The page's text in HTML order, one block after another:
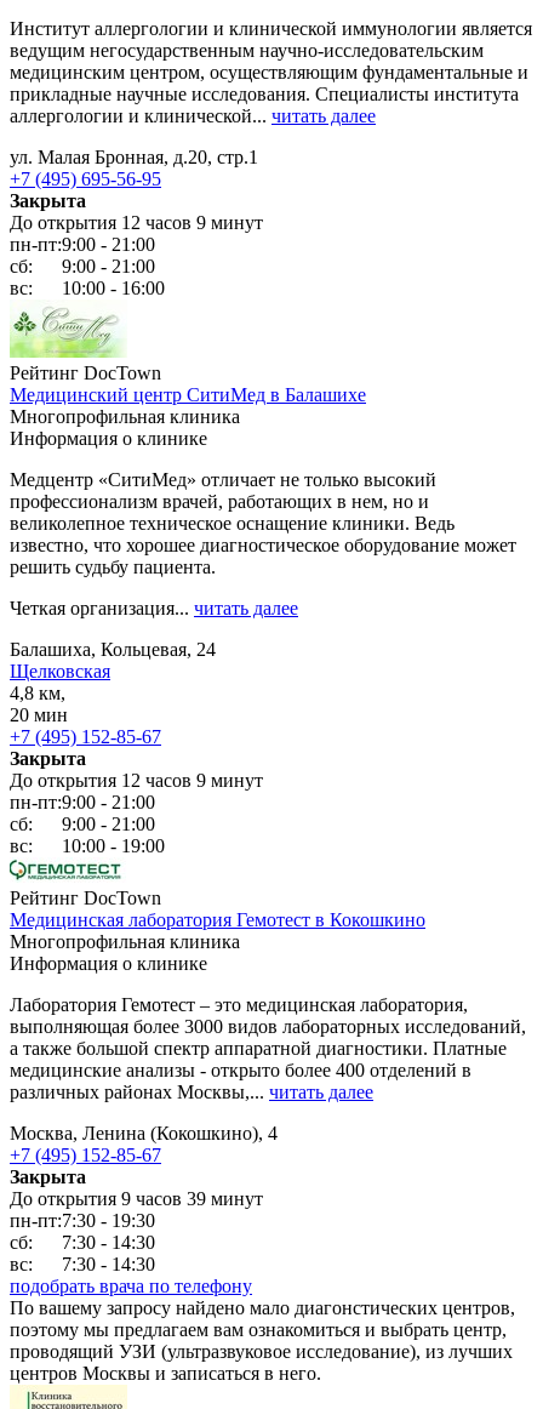
Институт аллергологии и клинической иммунологии является
ведущим негосударственным научно-исследовательским
медицинским центром, осуществляющим фундаментальные и
прикладные научные исследования. Специалисты института
аллергологии и клинической... читать далее
ул. Малая Бронная, д.20, стр.1
+7 (495) 695-56-95
Закрыта
До открытия 12 часов 9 минут
пн-пт:9:00 - 21:00
сб:
9:00 - 21:00
вс:
10:00 - 16:00
Рейтинг DocTown
Медицинский центр СитиМед в Балашихе
Многопрофильная клиника
Информация о клинике
Медцентр «СитиМед» отличает не только высокий
профессионализм врачей, работающих в нем, но и
великолепное техническое оснащение клиники. Ведь
известно, что хорошее диагностическое оборудование может
решить судьбу пациента.
Четкая организация... читать далее
Балашиха, Кольцевая, 24
Щелковская
4,8 км,
20 мин
+7 (495) 152-85-67
Закрыта
До открытия 12 часов 9 минут
пн-пт:9:00 - 21:00
сб:
9:00 - 21:00
вс:
10:00 - 19:00
Рейтинг DocTown
Медицинская лаборатория Гемотест в Кокошкино
Многопрофильная клиника
Информация о клинике
Лаборатория Гемотест – это медицинская лаборатория,
выполняющая более 3000 видов лабораторных исследований,
а также большой спектр аппаратной диагностики. Платные
медицинские анализы - открыто более 400 отделений в
различных районах Москвы,... читать далее
Москва, Ленина (Кокошкино), 4
+7 (495) 152-85-67
Закрыта
До открытия 9 часов 39 минут
пн-пт:7:30 - 19:30
сб:
7:30 - 14:30
вс:
7:30 - 14:30
подобрать врача по телефону
По вашему запросу найдено мало диагонстических центров,
поэтому мы предлагаем вам ознакомиться и выбрать центр,
проводящий УЗИ (ультразвуковое исследование), из лучших
центров Москвы и записаться в него.